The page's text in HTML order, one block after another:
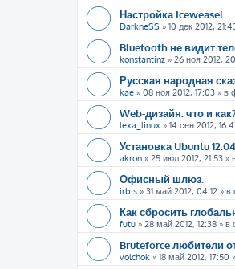
Настройка Iceweasel.
DarkneSS » 10 дек 2012,
Bluetooth не видит
konstantinz » 26 ноя 2012,
Русская народная
kae » 08 ноя 2012, 17:03 » в
Web-дизайн: что и
lexa_linux » 14 сен 2012,
Установка Ubuntu
akron » 25 июл 2012, 21:53 »
Офисный шлюз.
irbis » 31 май 2012, 04:12 » в
Как сбросить
futu » 28 май 2012, 12:38 » в
Bruteforce любители
volchok » 18 май 2012, 17:50